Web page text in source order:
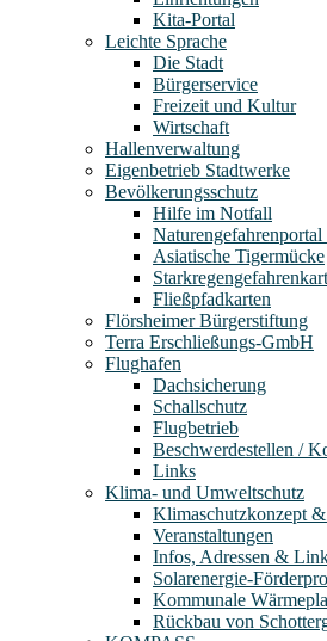
Kita-Portal
Leichte Sprache
Die Stadt
Bürgerservice
Freizeit und Kultur
Wirtschaft
Hallenverwaltung
Eigenbetrieb Stadtwerke
Bevölkerungsschutz
Hilfe im Notfall
Asiatische Tigermücke
Fließpfadkarten
Flörsheimer Bürgerstiftung
Terra Erschließungs-GmbH
Flughafen
Dachsicherung
Schallschutz
Flugbetrieb
Beschwerdestellen /
Links
Klima- und Umweltschutz
Klimaschutzkonzept
Veranstaltungen
Infos, Adressen &
Solarenergie-
Kommunale
Rückbau von